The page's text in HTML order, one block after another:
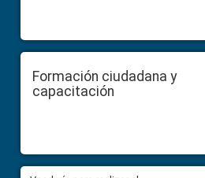
Formación ciudadana y
capacitación